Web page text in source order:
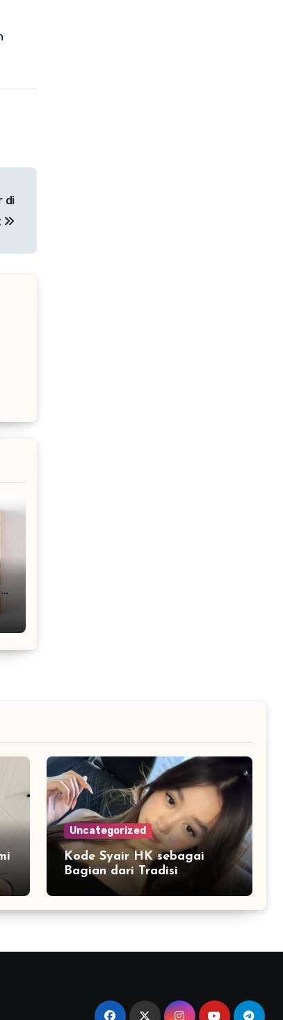
di
Uncategorized
Kode Syair HK sebagai
Bagian dari Tradisi
Interpretasi Data Angka